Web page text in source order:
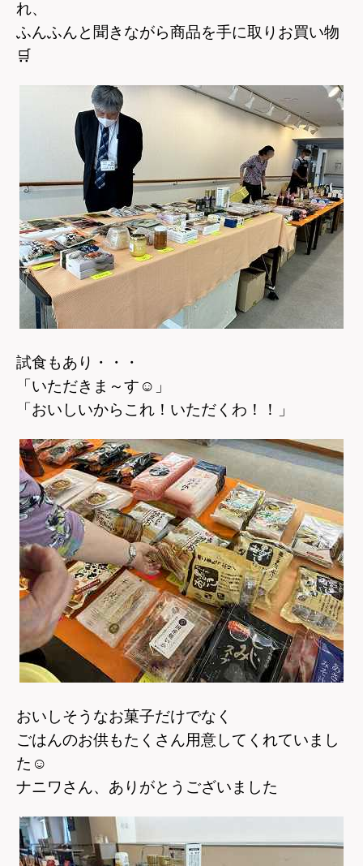
れ、
ふんふんと聞きながら商品を手に取りお買い物
🛒
試食もあり・・・
「いただきま～す ☺ 」
「おいしいからこれ！いただくわ！！」
おいしそうなお菓子だけでなく
ごはんのお供もたくさん用意してくれていまし
た ☺
ナニワさん、ありがとうございました